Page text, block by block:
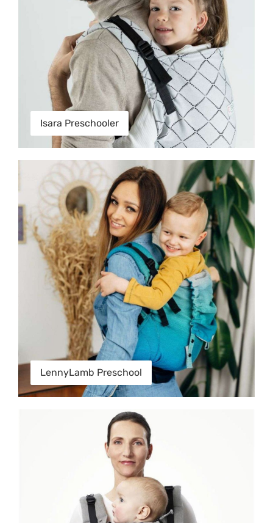
Isara Preschooler
LennyLamb Preschool
LennyLamb Preschool